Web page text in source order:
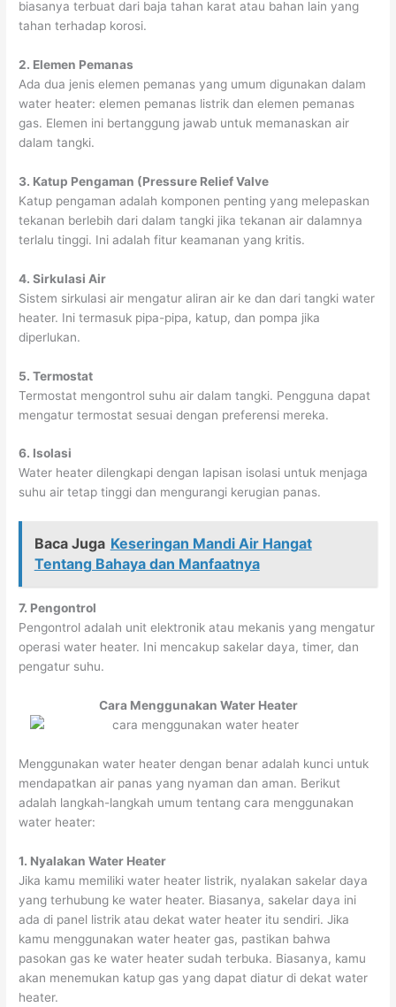
biasanya terbuat dari baja tahan karat atau bahan lain yang
tahan terhadap korosi.
2. Elemen Pemanas
Ada dua jenis elemen pemanas yang umum digunakan dalam
water heater: elemen pemanas listrik dan elemen pemanas
gas. Elemen ini bertanggung jawab untuk memanaskan air
dalam tangki.
3. Katup Pengaman (Pressure Relief Valve
Katup pengaman adalah komponen penting yang melepaskan
tekanan berlebih dari dalam tangki jika tekanan air dalamnya
terlalu tinggi. Ini adalah fitur keamanan yang kritis.
4. Sirkulasi Air
Sistem sirkulasi air mengatur aliran air ke dan dari tangki water
heater. Ini termasuk pipa-pipa, katup, dan pompa jika
diperlukan.
5. Termostat
Termostat mengontrol suhu air dalam tangki. Pengguna dapat
mengatur termostat sesuai dengan preferensi mereka.
6. Isolasi
Water heater dilengkapi dengan lapisan isolasi untuk menjaga
suhu air tetap tinggi dan mengurangi kerugian panas.
Baca Juga Keseringan Mandi Air Hangat
Tentang Bahaya dan Manfaatnya
7. Pengontrol
Pengontrol adalah unit elektronik atau mekanis yang mengatur
operasi water heater. Ini mencakup sakelar daya, timer, dan
pengatur suhu.
Cara Menggunakan Water Heater
Menggunakan water heater dengan benar adalah kunci untuk
mendapatkan air panas yang nyaman dan aman. Berikut
adalah langkah-langkah umum tentang cara menggunakan
water heater:
1. Nyalakan Water Heater
Jika kamu memiliki water heater listrik, nyalakan sakelar daya
yang terhubung ke water heater. Biasanya, sakelar daya ini
ada di panel listrik atau dekat water heater itu sendiri. Jika
kamu menggunakan water heater gas, pastikan bahwa
pasokan gas ke water heater sudah terbuka. Biasanya, kamu
akan menemukan katup gas yang dapat diatur di dekat water
heater.